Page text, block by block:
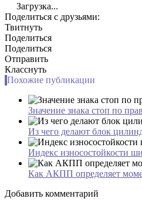
Загрузка...
Поделиться с друзьями:
Твитнуть
Поделиться
Поделиться
Отправить
Класснуть
Похожие публикации
Значение знака стоп по
Из чего делают блок
Индекс износостойкости
Как АКПП определяет
Добавить комментарий